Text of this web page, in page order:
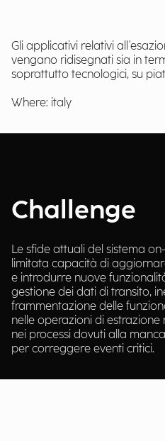
Gli applicativi relativi
vengano ridisegnati sia in
soprattutto tecnologici, su
Where: italy
Challenge
Le sfide attuali del sistema
limitata capacità di
e introdurre nuove
gestione dei dati di transito,
frammentazione delle
nelle operazioni di
nei processi dovuti alla
per correggere eventi critici.